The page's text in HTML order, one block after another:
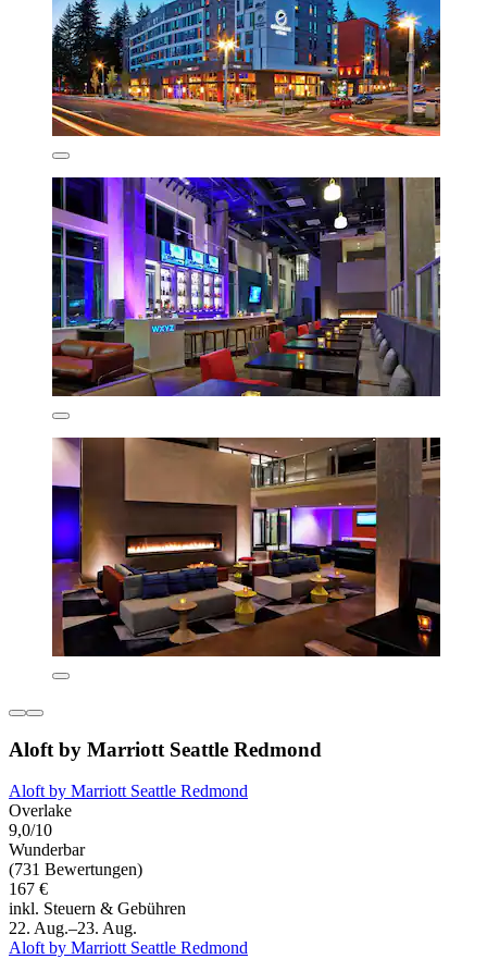
Aloft by Marriott Seattle Redmond
Aloft by Marriott Seattle Redmond
Overlake
9,0/10
Wunderbar
(731 Bewertungen)
167 €
inkl. Steuern & Gebühren
22. Aug.–23. Aug.
Aloft by Marriott Seattle Redmond